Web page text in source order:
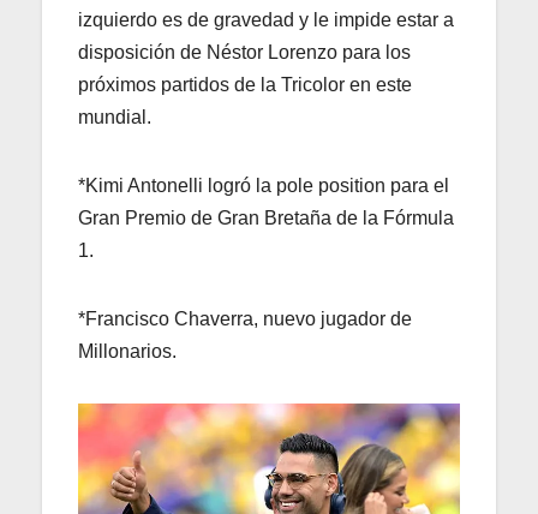
izquierdo es de gravedad y le impide estar a
disposición de Néstor Lorenzo para los
próximos partidos de la Tricolor en este
mundial.
*Kimi Antonelli logró la pole position para el
Gran Premio de Gran Bretaña de la Fórmula
1.
*Francisco Chaverra, nuevo jugador de
Millonarios.